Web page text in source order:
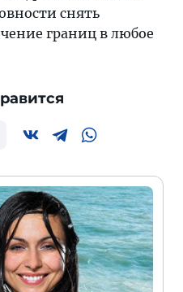
снять
границ в любое